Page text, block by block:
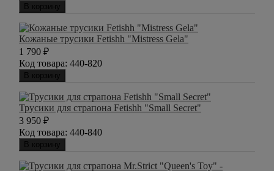
В корзину
Кожаные трусики Fetishh "Mistress Gela"
1 790 ₽
Код товара: 440-820
В корзину
Трусики для страпона Fetishh "Small Secret"
3 950 ₽
Код товара: 440-840
В корзину